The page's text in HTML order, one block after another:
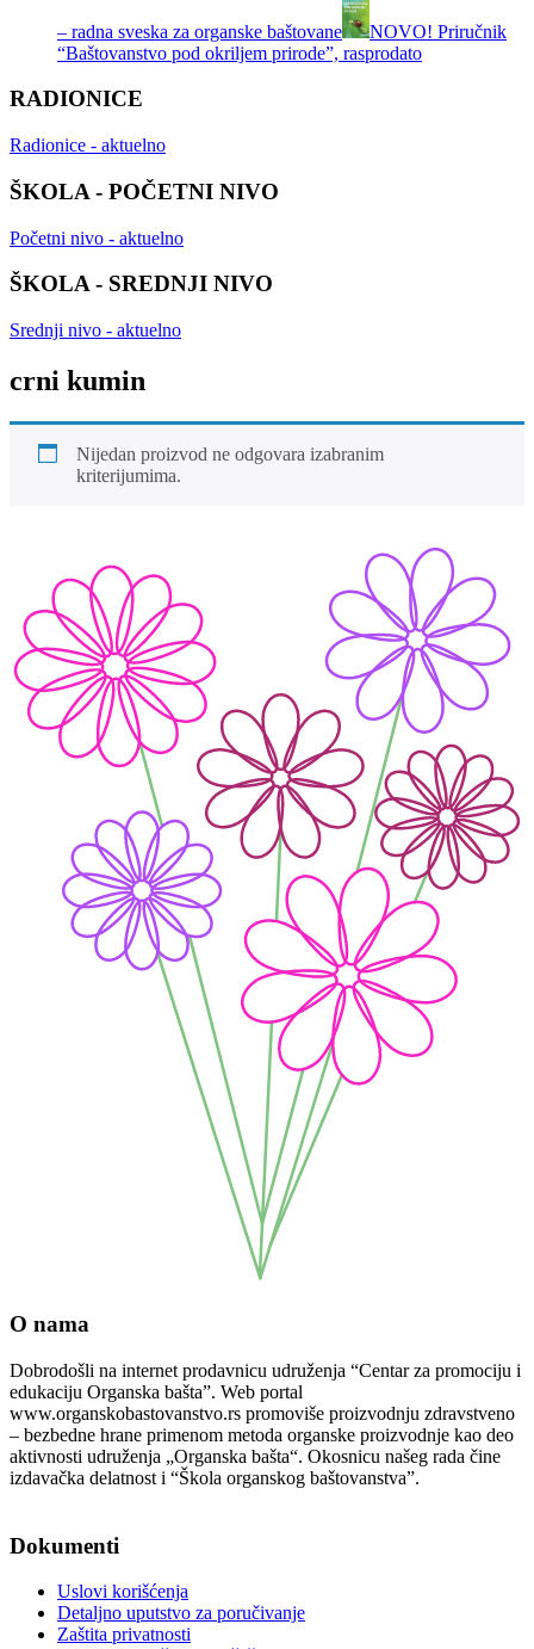
– radna sveska za organske baštovane
NOVO! Priručnik
“Baštovanstvo pod okriljem prirode”, rasprodato
RADIONICE
Radionice - aktuelno
ŠKOLA - POČETNI NIVO
Početni nivo - aktuelno
ŠKOLA - SREDNJI NIVO
Srednji nivo - aktuelno
crni kumin
Nijedan proizvod ne odgovara izabranim
kriterijumima.
O nama
Dobrodošli na internet prodavnicu udruženja “Centar za promociju i
edukaciju Organska bašta”. Web portal
www.organskobastovanstvo.rs promoviše proizvodnju zdravstveno
– bezbedne hrane primenom metoda organske proizvodnje kao deo
aktivnosti udruženja „Organska bašta“. Okosnicu našeg rada čine
izdavačka delatnost i “Škola organskog baštovanstva”.
Dokumenti
Uslovi korišćenja
Detaljno uputstvo za poručivanje
Zaštita privatnosti